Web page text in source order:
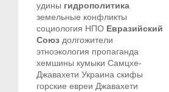
удины гидрополитика
земельные конфликты
социология НПО Евразийский
Союз долгожители
этноэкология пропаганда
хемшины кумыки Самцхе-
Джавахети Украина скифы
горские евреи Джавахети